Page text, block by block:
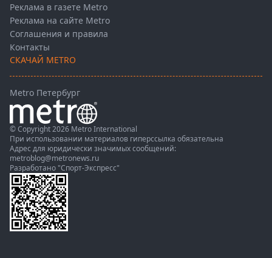
Реклама в газете Metro
Реклама на сайте Metro
Соглашения и правила
Контакты
СКАЧАЙ METRO
Metro Петербург
© Copyright 2026 Metro International
При использовании материалов гиперссылка обязательна
Адрес для юридически значимых сообщений:
metroblog@metronews.ru
Разработано "Спорт-Экспресс"